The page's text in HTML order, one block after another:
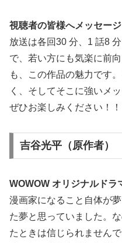
視聴者の皆様へメッセージ
放送は各回30 分、1 話8
で、若い方にも気楽に前
も、この作品の魅力です
く、そしてそこに強いメ
ぜひお楽しみください！！
吉谷光平（原作者）
WOWOW オリジナルドラ
漫画家になること自体が
た夢と思っていました。
たときは信じられません